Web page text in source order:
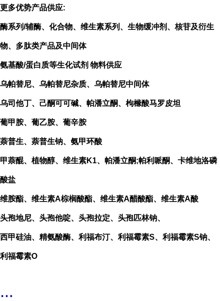
更多优势产品供应:
酶系列/辅酶、化合物、维生素系列、生物缓冲剂、核苷及衍生
物、多肽类产品及中间体
氨基酸/蛋白质等生化试剂 物料供应
乌帕替尼、乌帕替尼杂质、乌帕替尼中间体
乌司他丁、己酮可可碱、帕潘立酮、枸橼酸马罗皮坦
葡甲胺、葡乙胺、葡辛胺
萘普生、萘普生钠、氨甲环酸
甲萘醌、植物醇、维生素K1、帕潘立酮;帕利哌酮、卡维地洛磷
酸盐
维胺酯、维生素A棕榈酸酯、维生素A醋酸酯、维生素A酸
头孢地尼、头孢他啶、头孢拉定、头孢匹林钠、
西甲硅油、精氨酸酶、利福布汀、利福霉素S、利福霉素S钠、
利福霉素O
...